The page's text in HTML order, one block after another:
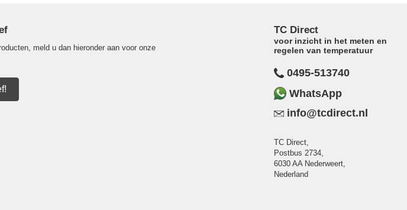
meld u dan hieronder aan voor onze
TC Direct
voor inzicht in het meten en
regelen van temperatuur
0495-513740
WhatsApp
info@tcdirect.nl
TC Direct,
Postbus 2734,
6030 AA Nederweert,
Nederland